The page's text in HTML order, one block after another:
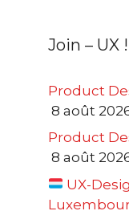
Join – UX !
Product
8 août
Product
8 août
UX-